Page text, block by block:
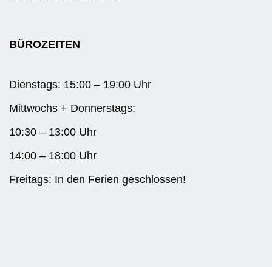
BÜROZEITEN
Dienstags: 15:00 – 19:00 Uhr
Mittwochs + Donnerstags:
10:30 – 13:00 Uhr
14:00 – 18:00 Uhr
Freitags: In den Ferien geschlossen!